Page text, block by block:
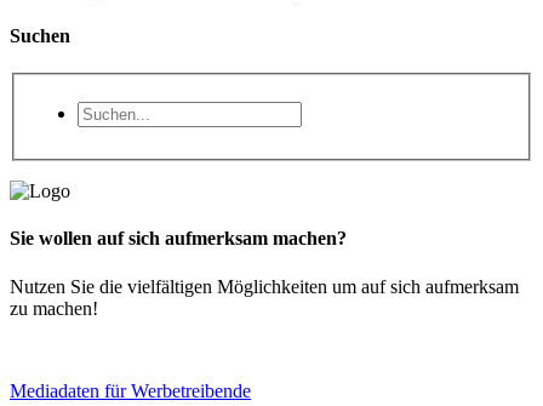
Suchen
Sie wollen auf sich aufmerksam machen?
Nutzen Sie die vielfältigen Möglichkeiten um auf sich aufmerksam
zu machen!
Mediadaten für Werbetreibende